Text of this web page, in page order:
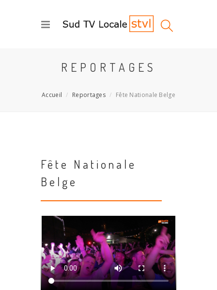
REPORTAGES
Accueil Reportages Fête Nationale Belge
Fête Nationale
Belge